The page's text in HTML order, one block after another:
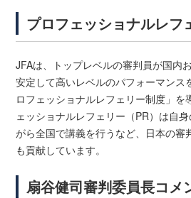
プロフェッショナルレフ
JFAは、トップレベルの審判員が国内
安定して高いレベルのパフォーマンス
ロフェッショナルレフェリー制度」を
ェッショナルレフェリー（PR）は自
がら全国で講義を行うなど、日本の審
も貢献しています。
扇谷健司審判委員長コメ